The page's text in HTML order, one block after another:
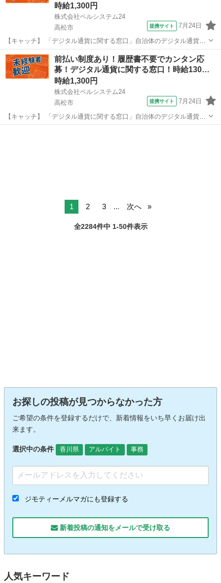
時給1,300円
株式会社ベルシステム24
高松市
提携サイト 7月24日
【キャッチ】 「デジタル通貨に関する窓口」自治体のデジタル通貨の
コールセンター！未経験歓迎！開始日調整OK 【コメント】 ベルシス
テム24ではWワークや扶養内勤務、短期や長期など様々なお仕事をご
紹介可能！ お給料は前払いで...
香川 高松市 電話対応
前払い制度あり！履歴書不要でカンタン応
募！デジタル通貨に関する窓口！時給130…
時給1,300円
株式会社ベルシステム24
高松市
提携サイト 7月24日
【キャッチ】 「デジタル通貨に関する窓口」自治体のデジタル通貨の
コールセンター！未経験歓迎！開始日調整OK 【コメント】 ベルシス
1 2 3 ... 次へ
全2284件中 1-50件表示
お探しの投稿が見つからなかった方
ご希望の条件を登録するだけで、新着情報をいち早くお届け出
来ます。
選択中の条件 香川県 アルバイト 事務
ジモティーメルマガにも登録する
新着投稿の通知をメールで受け取る
人気キーワード